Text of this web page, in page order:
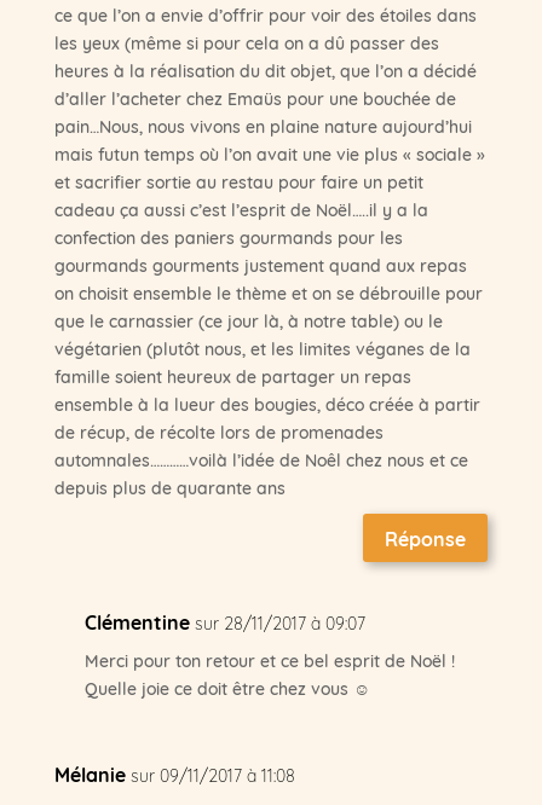
ce que l’on a envie d’offrir pour voir des étoiles dans
les yeux (même si pour cela on a dû passer des
heures à la réalisation du dit objet, que l’on a décidé
d’aller l’acheter chez Emaüs pour une bouchée de
pain…Nous, nous vivons en plaine nature aujourd’hui
mais futun temps où l’on avait une vie plus « sociale »
et sacrifier sortie au restau pour faire un petit
cadeau ça aussi c’est l’esprit de Noël…..il y a la
confection des paniers gourmands pour les
gourmands gourments justement quand aux repas
on choisit ensemble le thème et on se débrouille pour
que le carnassier (ce jour là, à notre table) ou le
végétarien (plutôt nous, et les limites véganes de la
famille soient heureux de partager un repas
ensemble à la lueur des bougies, déco créée à partir
de récup, de récolte lors de promenades
automnales…………voilà l’idée de Noêl chez nous et ce
depuis plus de quarante ans
Réponse
Clémentine sur 28/11/2017 à 09:07
Merci pour ton retour et ce bel esprit de Noël !
Quelle joie ce doit être chez vous ☺
Mélanie sur 09/11/2017 à 11:08